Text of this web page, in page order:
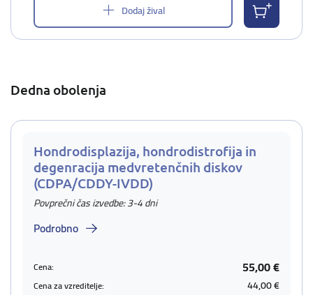
Dodaj žival
Dedna obolenja
Hondrodisplazija, hondrodistrofija in
degenracija medvretenčnih diskov
(CDPA/CDDY-IVDD)
Povprečni čas izvedbe: 3-4 dni
Podrobno
Cena: 55,00 €
Cena za vzreditelje: 44,00 €